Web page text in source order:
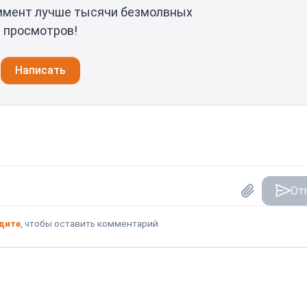
лучше тысячи безмолвных
просмотров!
Написать
, чтобы оставить комментарий